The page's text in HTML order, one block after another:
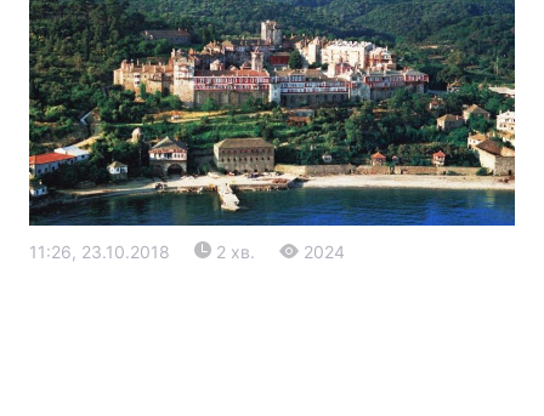
11:26, 23.10.2018 2 хв. 2024